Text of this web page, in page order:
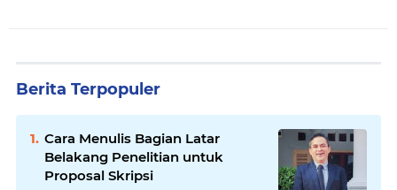
Berita Terpopuler
Cara Menulis Bagian Latar
Belakang Penelitian untuk
Proposal Skripsi